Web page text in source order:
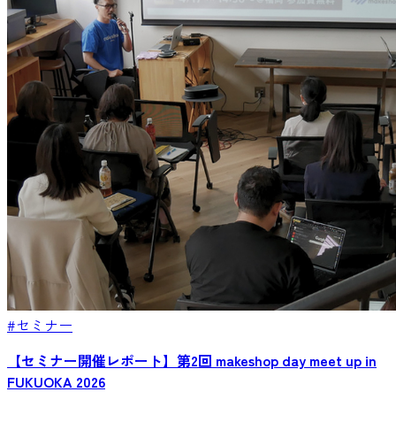
#セミナー
【セミナー開催レポート】第2回 makeshop day meet up in
FUKUOKA 2026